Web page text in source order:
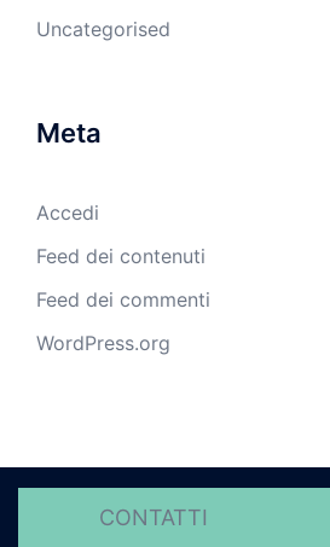
Uncategorised
Meta
Accedi
Feed dei contenuti
Feed dei commenti
WordPress.org
CONTATTI
© 2026 Istituti Redentore -